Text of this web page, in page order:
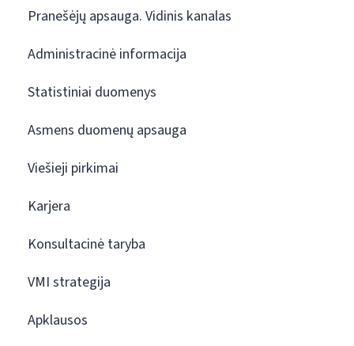
Pranešėjų apsauga. Vidinis kanalas
Administracinė informacija
Statistiniai duomenys
Asmens duomenų apsauga
Viešieji pirkimai
Karjera
Konsultacinė taryba
VMI strategija
Apklausos